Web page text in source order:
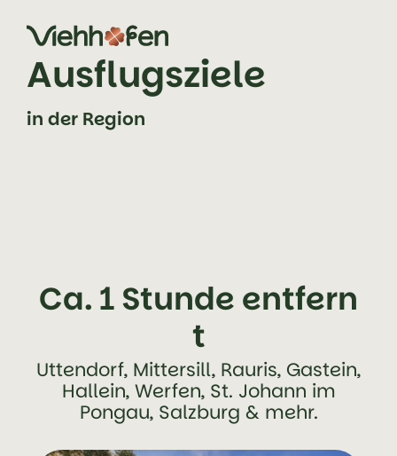
Zum Inhalt springen (Alt+0)
Zum Hauptmenü springen (Alt+1)
Ausflugsziele
in der Region
Ca. 1 Stunde entfern
t
Uttendorf, Mittersill, Rauris, Gastein,
Hallein, Werfen, St. Johann im
Pongau, Salzburg & mehr.